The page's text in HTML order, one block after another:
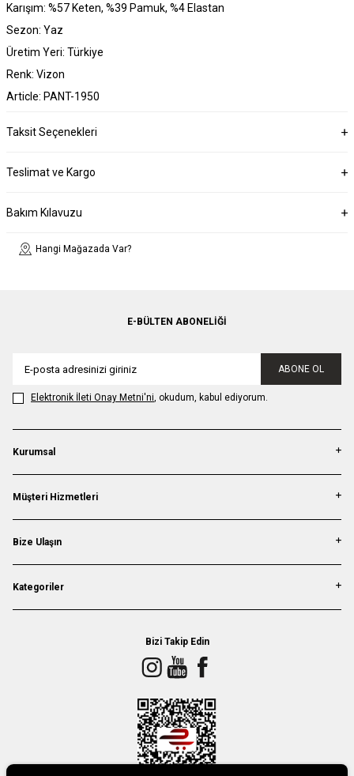
Karışım: %57 Keten, %39 Pamuk, %4 Elastan
Sezon: Yaz
Üretim Yeri: Türkiye
Renk: Vizon
Article: PANT-1950
Taksit Seçenekleri
Teslimat ve Kargo
Bakım Kılavuzu
Hangi Mağazada Var?
E-BÜLTEN ABONELIĞI
ABONE OL
Elektronik İleti Onay Metni'ni, okudum, kabul ediyorum.
Kurumsal
Müşteri Hizmetleri
Bize Ulaşın
Kategoriler
Bizi Takip Edin